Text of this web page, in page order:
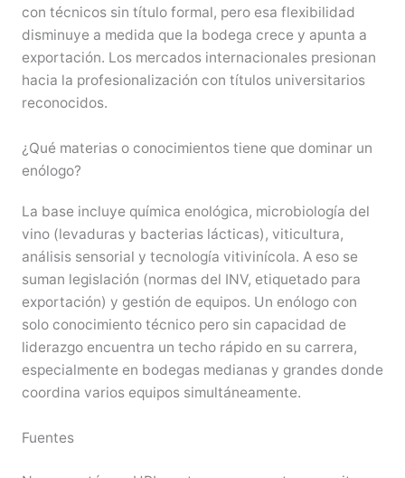
con técnicos sin título formal, pero esa flexibilidad
disminuye a medida que la bodega crece y apunta a
exportación. Los mercados internacionales presionan
hacia la profesionalización con títulos universitarios
reconocidos.
¿Qué materias o conocimientos tiene que dominar un
enólogo?
La base incluye química enológica, microbiología del
vino (levaduras y bacterias lácticas), viticultura,
análisis sensorial y tecnología vitivinícola. A eso se
suman legislación (normas del INV, etiquetado para
exportación) y gestión de equipos. Un enólogo con
solo conocimiento técnico pero sin capacidad de
liderazgo encuentra un techo rápido en su carrera,
especialmente en bodegas medianas y grandes donde
coordina varios equipos simultáneamente.
Fuentes